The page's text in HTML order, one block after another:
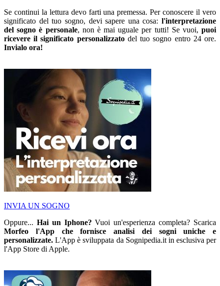
Se continui la lettura devo farti una premessa. Per conoscere il vero
significato del tuo sogno, devi sapere una cosa: l'interpretazione
del sogno è personale, non è mai uguale per tutti! Se vuoi, puoi
ricevere il significato personalizzatodel tuo sogno entro 24 ore.
Invialo ora!
INVIA UN SOGNO
Oppure... Hai un Iphone? Vuoi un'esperienza completa? Scarica
Morfeo l'App che fornisce analisi dei sogni uniche e
personalizzate. L'App è sviluppata da Sognipedia.it in esclusiva per
l'App Store di Apple.